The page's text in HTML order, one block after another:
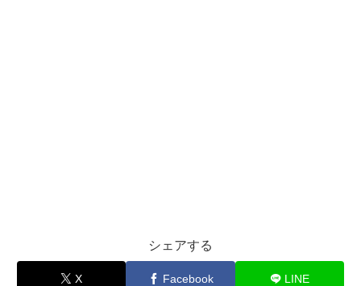
シェアする
X Facebook LINE